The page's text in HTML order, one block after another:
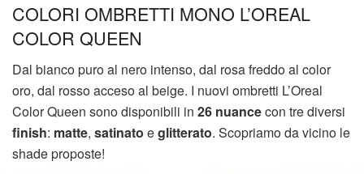
COLORI OMBRETTI MONO L’OREAL
COLOR QUEEN
Dal bianco puro al nero intenso, dal rosa freddo al color
oro, dal rosso acceso al beige. I nuovi ombretti L’Oreal
Color Queen sono disponibili in 26 nuancecon tre diversi
finish: matte, satinato eglitterato. Scopriamo da vicino le
shade proposte!